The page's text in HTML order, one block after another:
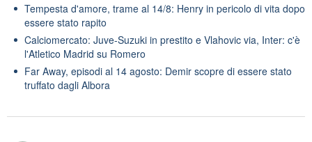
Tempesta d'amore, trame al 14/8: Henry in pericolo di vita dopo
essere stato rapito
Calciomercato: Juve-Suzuki in prestito e Vlahovic via, Inter: c'è
l'Atletico Madrid su Romero
Far Away, episodi al 14 agosto: Demir scopre di essere stato
truffato dagli Albora